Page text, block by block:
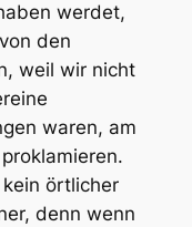
werdet,
von den
weil wir nicht
waren, am
örtlicher
denn wenn